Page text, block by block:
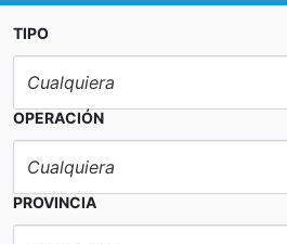
TIPO
OPERACIÓN
PROVINCIA